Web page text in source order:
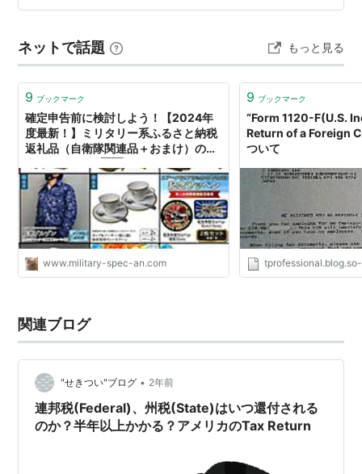
らで、クレジットカードの請求額が膨らんでしまいまし
り額より$2,000も上昇した上、見積り額の半分しか支払
っていなかったのを綺麗に忘れてました。 最後のTax
ネットで話題 もっと見る
9 ブックマーク
確定申告前に検討しよう！【2024年
度最新！】ミリタリー系ふるさと納税
返礼品（自衛隊関連品＋おまけ）の魅
JAPANESE HOMETOWN TAX
DONATION PROGRAM RETURN
GIFTS 2024 - いつだってミリタリア
ン！
www.military-spec-an.com
9 ブックマーク
“Form 1120-F(U.S.
Return of a Foreign
ついて
関連ブログ
"せきつい"ブログ • 2年前
連邦税(Federal)、州税(State)はいつ還付される
のか？半年以上かかる？アメリカのTax Return